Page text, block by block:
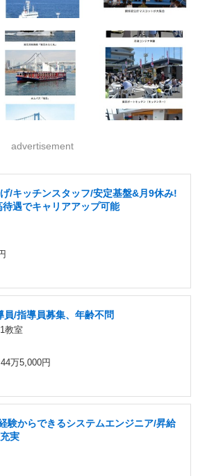
advertisement
/キッチンスタッフ/安定基盤&月9休み!
遇でキャリアアップ可能
/指導員募集、年齢不問
教室
万5,000円
験からできるシステムエンジニア/昇給
実